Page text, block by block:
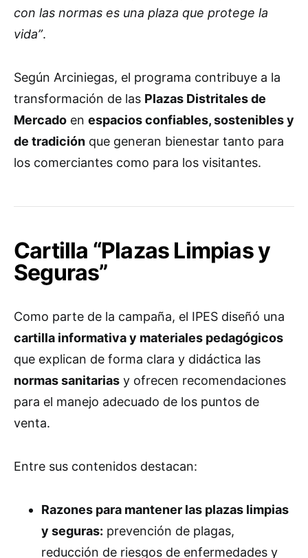
con las normas es una plaza que protege la
vida”.
Según Arciniegas, el programa contribuye a la
transformación de las Plazas Distritales de
Mercado en espacios confiables, sostenibles y
de tradición que generan bienestar tanto para
los comerciantes como para los visitantes.
Cartilla “Plazas Limpias y
Seguras”
Como parte de la campaña, el IPES diseñó una
cartilla informativa y materiales pedagógicos
que explican de forma clara y didáctica las
normas sanitarias y ofrecen recomendaciones
para el manejo adecuado de los puntos de
venta.
Entre sus contenidos destacan:
Razones para mantener las plazas limpias
y seguras: prevención de plagas,
reducción de riesgos de enfermedades y